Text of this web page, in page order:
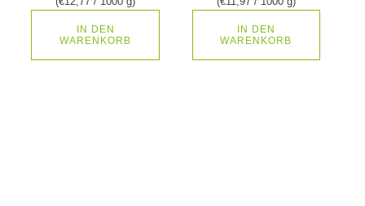
IN DEN
WARENKORB
IN DEN
WARENKORB